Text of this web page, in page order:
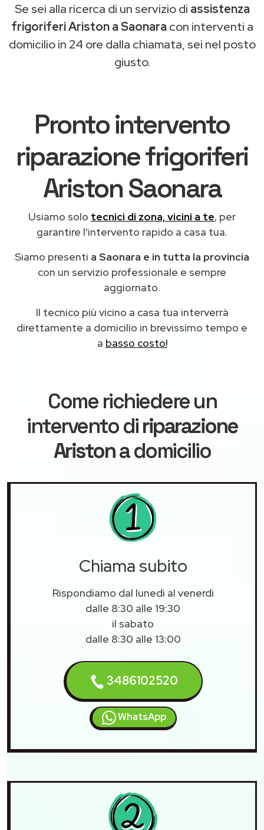
Se sei alla ricerca di un servizio di assistenza
frigoriferi Ariston a Saonara con interventi a
domicilio in 24 ore dalla chiamata, sei nel posto
giusto.
Pronto intervento
riparazione frigoriferi
Ariston Saonara
Usiamo solo tecnici di zona, vicini a te, per
garantire l'intervento rapido a casa tua.
Siamo presenti a Saonara e in tutta la provincia
con un servizio professionale e sempre
aggiornato.
Il tecnico più vicino a casa tua interverrà
direttamente a domicilio in brevissimo tempo e
a basso costo!
Come richiedere un
intervento diriparazione
Aristona domicilio
Chiama subito
Rispondiamo dal lunedì al venerdì
dalle 8:30 alle 19:30
il sabato
dalle 8:30 alle 13:00
3486102520
WhatsApp